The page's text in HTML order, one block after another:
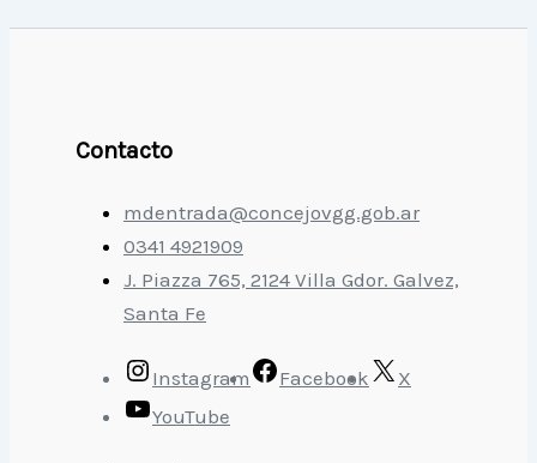
Contacto
mdentrada@concejovgg.gob.ar
0341 4921909
J. Piazza 765, 2124 Villa Gdor. Galvez,
Santa Fe
Instagram Facebook
X
YouTube